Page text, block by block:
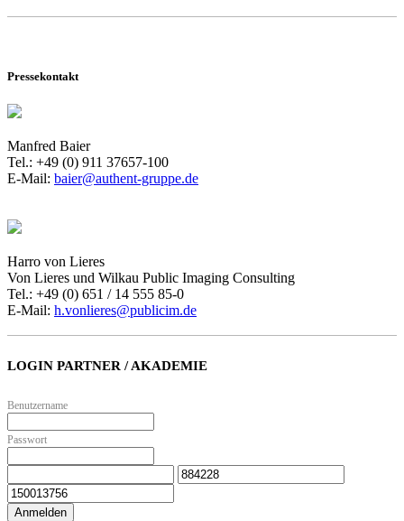
Pressekontakt
Manfred Baier
Tel.: +49 (0) 911 37657-100
E-Mail: baier@authent-gruppe.de
Harro von Lieres
Von Lieres und Wilkau Public Imaging Consulting
Tel.: +49 (0) 651 / 14 555 85-0
E-Mail: h.vonlieres@publicim.de
LOGIN PARTNER / AKADEMIE
Benutzername
Passwort
Anmelden